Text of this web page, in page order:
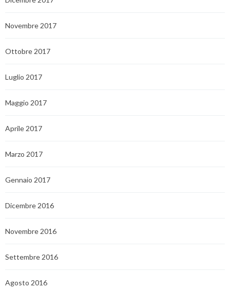
Novembre 2017
Ottobre 2017
Luglio 2017
Maggio 2017
Aprile 2017
Marzo 2017
Gennaio 2017
Dicembre 2016
Novembre 2016
Settembre 2016
Agosto 2016